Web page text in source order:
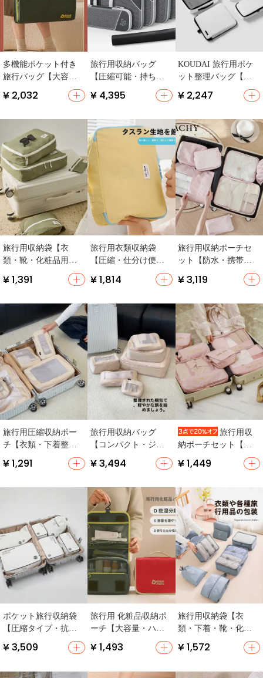
多機能ポケット付き
旅行バッグ【大容
量・折り畳み・持ち
運び便利・衣類収納
¥ 2,032
旅行用収納バッグ
【圧縮可能・持ち運
びに便利・トラベル
オーガナイザー】
応）
¥ 4,395
KOUDAI 旅行用ポケ
ット整理バッグ【防
水・衣類・下着・靴
用・化粧品・洗面
¥ 2,247
旅行用収納袋【衣
類・靴・化粧品用・
便利な整理ポーチ】
¥ 1,391
旅行用衣類収納袋
【圧縮・仕分け便
¥ 1,814
旅行用収納ポーチセ
ット【防水・携帯便
利・下着・衣類用】
¥ 3,119
旅行用圧縮収納ポー
チ【衣類・下着整理
¥ 1,291
旅行用収納バッグ
【コンパクト・ジッ
パー付き・衣類と下
着整理用】
¥ 3,494
旅行用収
納ポーチセット【学
生用・衣類・下着整
理・コンパクト】
¥ 1,449
ポケット旅行収納袋
【圧縮タイプ・抗
菌・衣類整理用・携
帯便利】
¥ 3,509
旅行用 化粧品収納ポ
ーチ【大容量・ハン
ドル付き・吊り下げ
可能・乾湿分離】
¥ 1,493
旅行用収納袋【衣
類・下着・靴・化粧
品用・便利な整理バ
ッグ】（セットアッ
¥ 1,572